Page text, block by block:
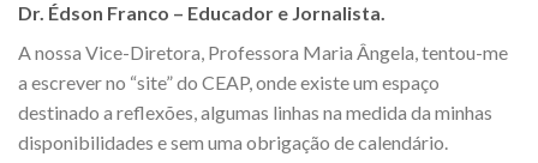
Dr. Édson Franco – Educador e Jornalista.
A nossa Vice-Diretora, Professora Maria Ângela, tentou-me
a escrever no “site” do CEAP, onde existe um espaço
destinado a reflexões, algumas linhas na medida da minhas
disponibilidades e sem uma obrigação de calendário.